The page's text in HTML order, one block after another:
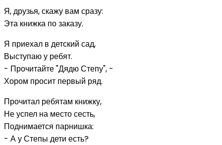
Я, друзья, скажу вам сразу:
Эта книжка по заказу.
Я приехал в детский сад,
Выступаю у ребят.
- Прочитайте "Дядю Степу", -
Хором просит первый ряд.
Прочитал ребятам книжку,
Не успел на место сесть,
Поднимается парнишка:
- А у Степы дети есть?